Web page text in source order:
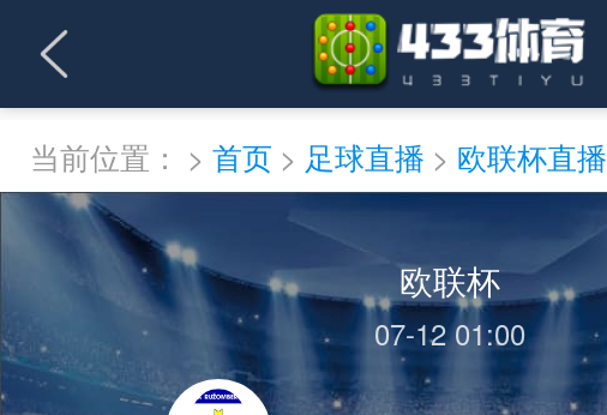
当前位置： > 首页 > 足球直播 > 欧联杯直播
欧联杯
07-12 01:00